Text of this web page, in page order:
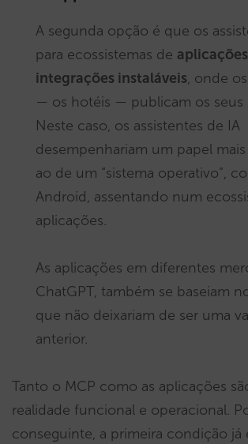
A segunda opção é que os
para ecossistemas de
integrações instaláveis, onde
— os hotéis — publicam os seus
Neste caso, os assistentes de IA
desempenhariam um papel
ao de um “sistema operativo”,
Android, assentando num
aplicações.
As aplicações em diferentes
ChatGPT, também se baseiam
que não deixariam de ser uma
anterior.
Tanto o MCP como as aplicações
realidade funcional e operacional.
conseguinte, a primeira condição já